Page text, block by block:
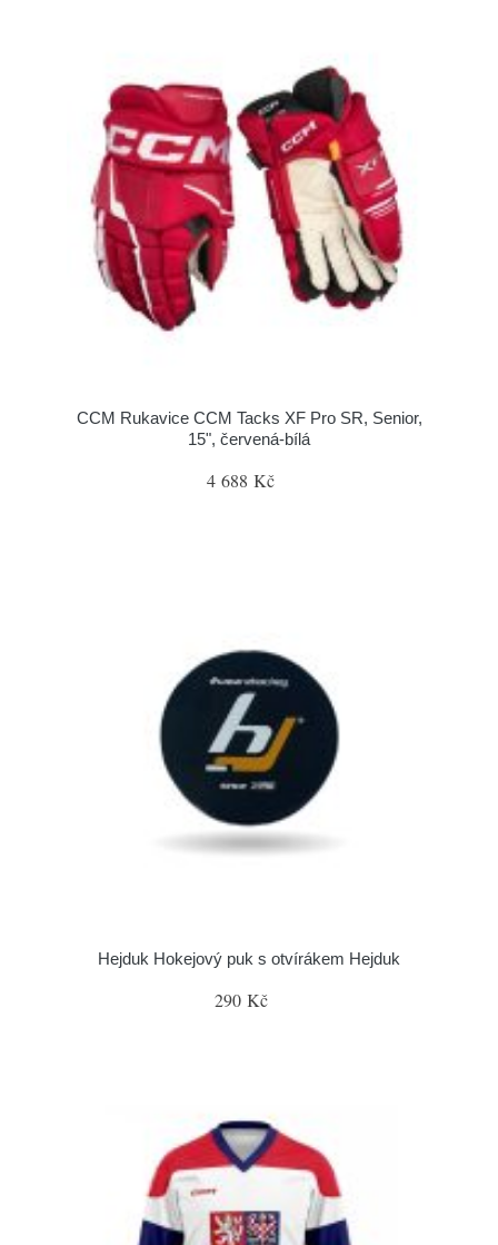
CCM Rukavice CCM Tacks XF Pro SR, Senior,
15", červená-bílá
4 688 Kč
Hejduk Hokejový puk s otvírákem Hejduk
290 Kč